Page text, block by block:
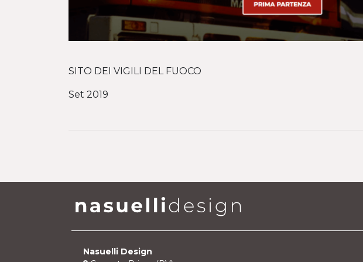
SITO DEI VIGILI DEL FUOCO
Set 2019
Nasuelli Design